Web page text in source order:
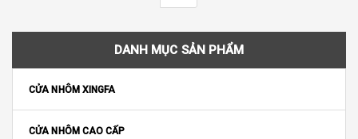
DANH MỤC SẢN PHẨM
CỬA NHÔM XINGFA
CỬA NHÔM CAO CẤP